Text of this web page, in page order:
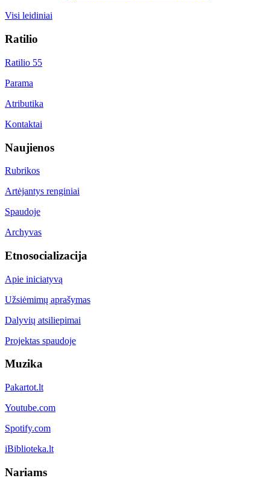
Visi leidiniai
Ratilio
Ratilio 55
Parama
Atributika
Kontaktai
Naujienos
Rubrikos
Artėjantys renginiai
Spaudoje
Archyvas
Etnosocializacija
Apie iniciatyvą
Užsiėmimų aprašymas
Dalyvių atsiliepimai
Projektas spaudoje
Muzika
Pakartot.lt
Youtube.com
Spotify.com
iBiblioteka.lt
Nariams